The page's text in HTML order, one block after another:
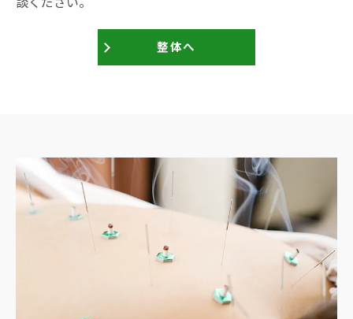
整体へ